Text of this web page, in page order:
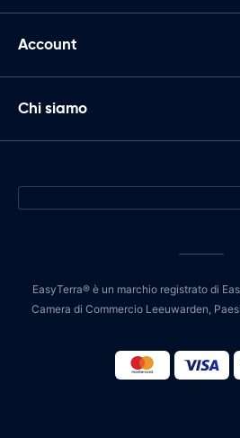
Account
Chi siamo
EasyTerra® è un marchio registrato di
Camera di Commercio Leeuwarden,